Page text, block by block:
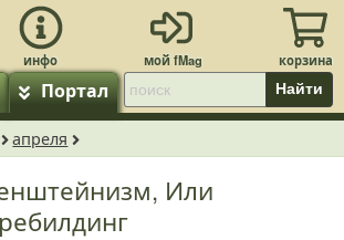
Портал Найти
апреля
Или